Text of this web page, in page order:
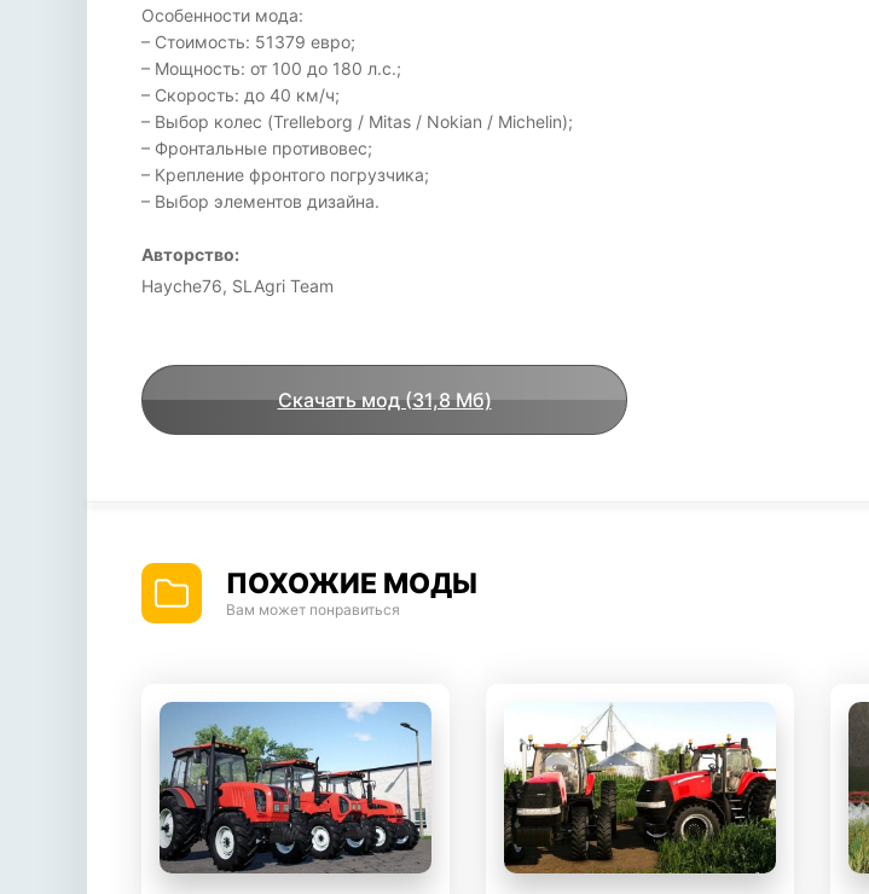
Особенности мода:
– Стоимость: 51379 евро;
– Мощность: от 100 до 180 л.с.;
– Скорость: до 40 км/ч;
– Выбор колес (Trelleborg / Mitas / Nokian / Michelin);
– Фронтальные противовес;
– Крепление фронтого погрузчика;
– Выбор элементов дизайна.
Авторство:
Hayche76, SLAgri Team
Скачать мод (31,8 Мб)
ПОХОЖИЕ МОДЫ
Вам может понравиться